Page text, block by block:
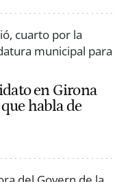
en Girona
habla de